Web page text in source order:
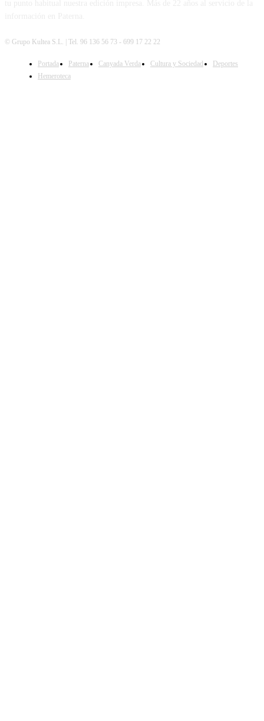
SÍGUENOS
© Grupo Kultea S.L. | Tel. 96 136 56 73 - 699 17 22 22
Portada Paterna Canyada Verda Cultura y Sociedad
Deportes
Hemeroteca